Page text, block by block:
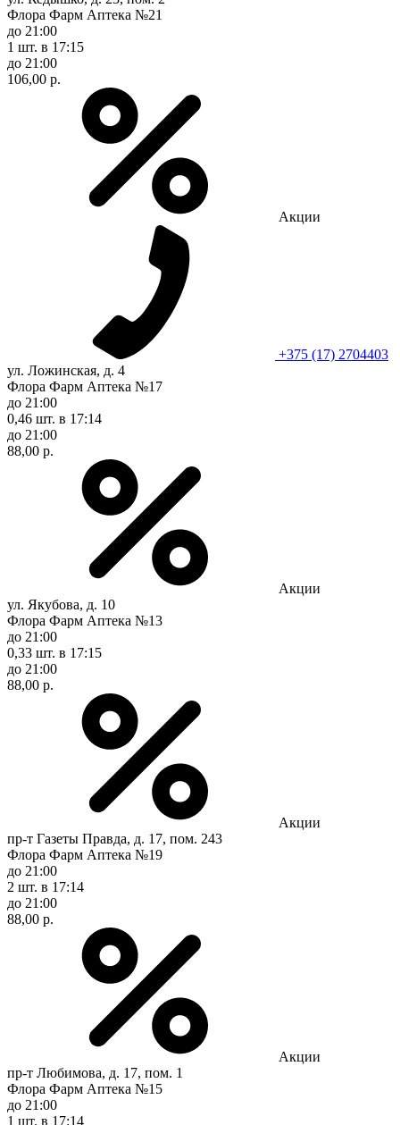
Флора Фарм Аптека №21
до 21:00
1 шт. в 17:15
до 21:00
106,00 р.
Акции
+375 (17) 2704403
ул. Ложинская, д. 4
Флора Фарм Аптека №17
до 21:00
0,46 шт. в 17:14
до 21:00
88,00 р.
Акции
ул. Якубова, д. 10
Флора Фарм Аптека №13
до 21:00
0,33 шт. в 17:15
до 21:00
88,00 р.
Акции
пр-т Газеты Правда, д. 17, пом. 243
Флора Фарм Аптека №19
до 21:00
2 шт. в 17:14
до 21:00
88,00 р.
Акции
пр-т Любимова, д. 17, пом. 1
Флора Фарм Аптека №15
до 21:00
1 шт. в 17:14